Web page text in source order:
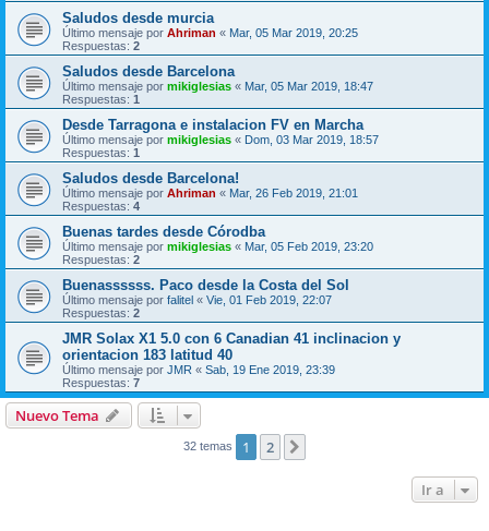
Saludos desde murcia
Último mensaje por Ahriman « Mar, 05 Mar 2019, 20:25
Respuestas: 2
Saludos desde Barcelona
Último mensaje por mikiglesias « Mar, 05 Mar 2019, 18:47
Respuestas: 1
Desde Tarragona e instalacion FV en Marcha
Último mensaje por mikiglesias « Dom, 03 Mar 2019, 18:57
Respuestas: 1
Saludos desde Barcelona!
Último mensaje por Ahriman « Mar, 26 Feb 2019, 21:01
Respuestas: 4
Buenas tardes desde Córodba
Último mensaje por mikiglesias « Mar, 05 Feb 2019, 23:20
Respuestas: 2
Buenassssss. Paco desde la Costa del Sol
Último mensaje por falitel « Vie, 01 Feb 2019, 22:07
Respuestas: 2
JMR Solax X1 5.0 con 6 Canadian 41 inclinacion y
orientacion 183 latitud 40
Último mensaje por JMR « Sab, 19 Ene 2019, 23:39
Respuestas: 7
Nuevo Tema
32 temas 1 2
Ir a